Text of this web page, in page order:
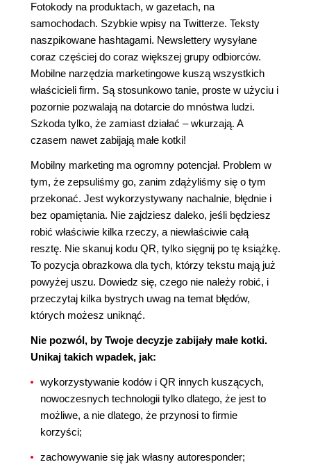
Fotokody na produktach, w gazetach, na
samochodach. Szybkie wpisy na Twitterze. Teksty
naszpikowane hashtagami. Newslettery wysyłane
coraz częściej do coraz większej grupy odbiorców.
Mobilne narzędzia marketingowe kuszą wszystkich
właścicieli firm. Są stosunkowo tanie, proste w użyciu i
pozornie pozwalają na dotarcie do mnóstwa ludzi.
Szkoda tylko, że zamiast działać – wkurzają. A
czasem nawet zabijają małe kotki!
Mobilny marketing ma ogromny potencjał. Problem w
tym, że zepsuliśmy go, zanim zdążyliśmy się o tym
przekonać. Jest wykorzystywany nachalnie, błędnie i
bez opamiętania. Nie zajdziesz daleko, jeśli będziesz
robić właściwie kilka rzeczy, a niewłaściwie całą
resztę. Nie skanuj kodu QR, tylko sięgnij po tę książkę.
To pozycja obrazkowa dla tych, którzy tekstu mają już
powyżej uszu. Dowiedz się, czego nie należy robić, i
przeczytaj kilka bystrych uwag na temat błędów,
których możesz uniknąć.
Nie pozwól, by Twoje decyzje zabijały małe kotki.
Unikaj takich wpadek, jak:
wykorzystywanie kodów i QR innych kuszących,
nowoczesnych technologii tylko dlatego, że jest to
możliwe, a nie dlatego, że przynosi to firmie
korzyści;
zachowywanie się jak własny autoresponder;